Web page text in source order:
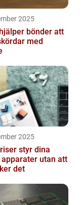
2025
bönder att
med
2025
styr dina
utan att
det